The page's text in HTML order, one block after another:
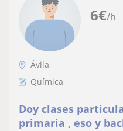
6€/h
Ávila
Química
Doy clases
primaria , eso y